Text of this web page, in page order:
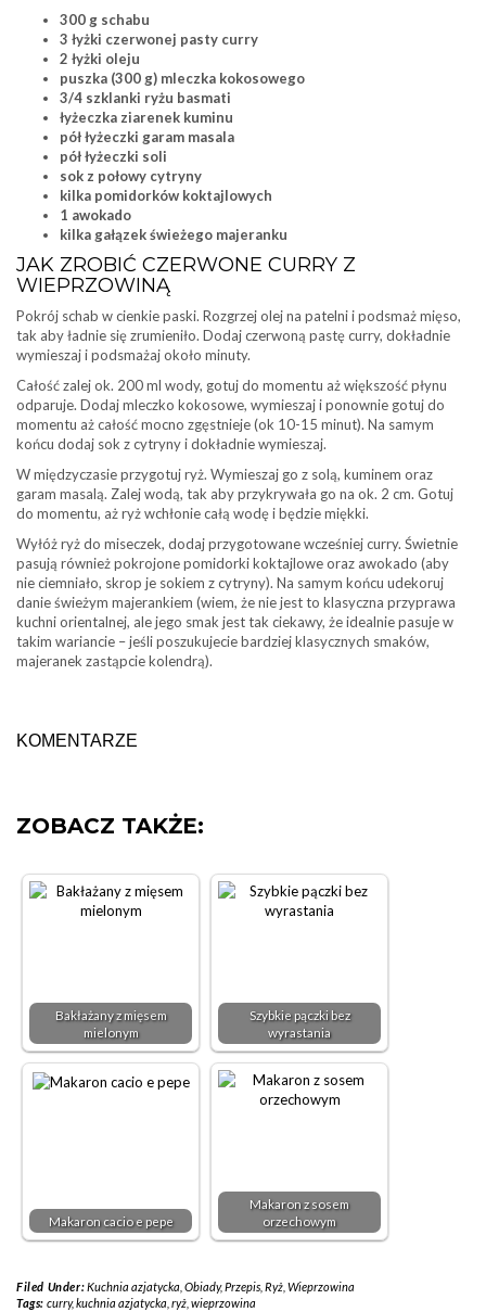
300 g schabu
3 łyżki czerwonej pasty curry
2 łyżki oleju
puszka (300 g) mleczka kokosowego
3/4 szklanki ryżu basmati
łyżeczka ziarenek kuminu
pół łyżeczki garam masala
pół łyżeczki soli
sok z połowy cytryny
kilka pomidorków koktajlowych
1 awokado
kilka gałązek świeżego majeranku
JAK ZROBIĆ CZERWONE CURRY Z
WIEPRZOWINĄ
Pokrój schab w cienkie paski. Rozgrzej olej na patelni i podsmaż mięso,
tak aby ładnie się zrumieniło. Dodaj czerwoną pastę curry, dokładnie
wymieszaj i podsmażaj około minuty.
Całość zalej ok. 200 ml wody, gotuj do momentu aż większość płynu
odparuje. Dodaj mleczko kokosowe, wymieszaj i ponownie gotuj do
momentu aż całość mocno zgęstnieje (ok 10-15 minut). Na samym
końcu dodaj sok z cytryny i dokładnie wymieszaj.
W międzyczasie przygotuj ryż. Wymieszaj go z solą, kuminem oraz
garam masalą. Zalej wodą, tak aby przykrywała go na ok. 2 cm. Gotuj
do momentu, aż ryż wchłonie całą wodę i będzie miękki.
Wyłóż ryż do miseczek, dodaj przygotowane wcześniej curry. Świetnie
pasują również pokrojone pomidorki koktajlowe oraz awokado (aby
nie ciemniało, skrop je sokiem z cytryny). Na samym końcu udekoruj
danie świeżym majerankiem (wiem, że nie jest to klasyczna przyprawa
kuchni orientalnej, ale jego smak jest tak ciekawy, że idealnie pasuje w
takim wariancie – jeśli poszukujecie bardziej klasycznych smaków,
majeranek zastąpcie kolendrą).
KOMENTARZE
ZOBACZ TAKŻE:
Bakłażany z mięsem
mielonym
Szybkie pączki bez
wyrastania
Makaron cacio e pepe
Makaron z sosem
orzechowym
Filed Under:Kuchnia azjatycka Obiady,Przepis, Ryż, Wieprzowina
Tags: curry,kuchnia azjatycka ryż, wieprzowina